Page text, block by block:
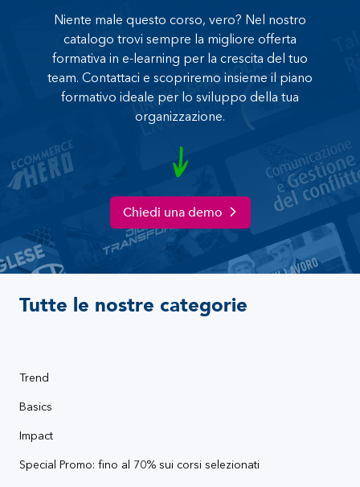
Niente male questo corso, vero? Nel nostro
catalogo trovi sempre la migliore offerta
formativa in e-learning per la crescita del tuo
team. Contattaci e scopriremo insieme il piano
formativo ideale per lo sviluppo della tua
organizzazione.
Chiedi una demo
Tutte le nostre categorie
Trend
Basics
Impact
Special Promo: fino al 70% sui corsi selezionati